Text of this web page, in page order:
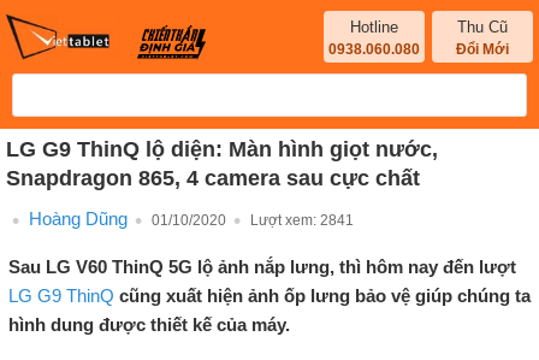
Hotline
0938.060.080
Thu Cũ
Đổi Mới
LG G9 ThinQ lộ diện: Màn hình giọt nước,
Snapdragon 865, 4 camera sau cực chất
Hoàng Dũng 01/10/2020 Lượt xem: 2841
Sau LG V60 ThinQ 5G lộ ảnh nắp lưng, thì hôm nay đến lượt
LG G9 ThinQ cũng xuất hiện ảnh ốp lưng bảo vệ giúp chúng ta
hình dung được thiết kế của máy.